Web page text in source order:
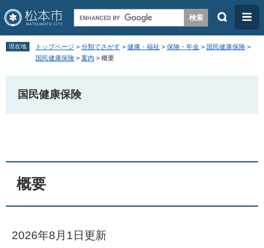
ペ
ジ
す
メ
ュ
し
文
検
メ
ニ
ュ
現在地 トップページ > 分類でさがす > 健康・福祉 > 保険・年金 > 国民健康保険 >
国民健康保険 > 案内 > 概要
国民健康保険
概要
2026年8月1日更新